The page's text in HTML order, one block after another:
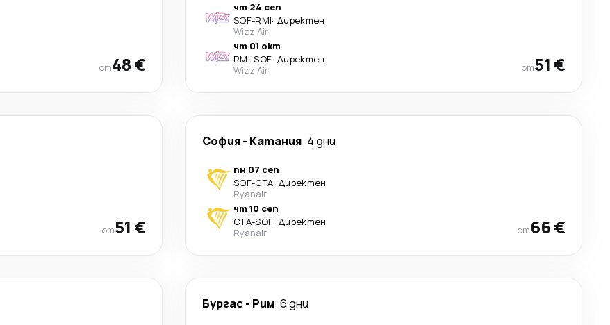
от48 €
чт 24 сеп
SOF-RMI· Директен
Wizz Air
чт 01 окт
RMI-SOF· Директен
Wizz Air
от51 €
от51 €
София- Катания 4 дни
пн 07 сеп
SOF-CTA· Директен
Ryanair
чт 10 сеп
CTA-SOF· Директен
Ryanair
от66 €
Бургас - Рим 6 дни